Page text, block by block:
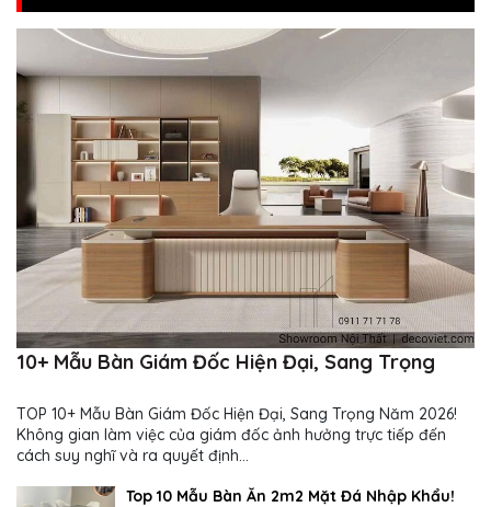
10+ Mẫu Bàn Giám Đốc Hiện Đại, Sang Trọng
TOP 10+ Mẫu Bàn Giám Đốc Hiện Đại, Sang Trọng Năm 2026!
Không gian làm việc của giám đốc ảnh hưởng trực tiếp đến
cách suy nghĩ và ra quyết định...
Top 10 Mẫu Bàn Ăn 2m2 Mặt Đá Nhập Khẩu!